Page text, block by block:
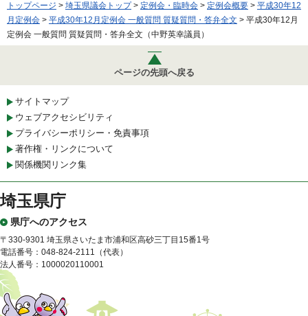
トップページ > 埼玉県議会トップ> 定例会・臨時会 > 定例会概要 > 平成30年12
月定例会 > 平成30年12月定例会 一般質問 質疑質問・答弁全文 > 平成30年12月
定例会 一般質問 質疑質問・答弁全文（中野英幸議員）
ページの先頭へ戻る
サイトマップ
ウェブアクセシビリティ
プライバシーポリシー・免責事項
著作権・リンクについて
関係機関リンク集
埼玉県庁
県庁へのアクセス
〒330-9301 埼玉県さいたま市浦和区高砂三丁目15番1号
電話番号：048-824-2111（代表）
法人番号：1000020110001